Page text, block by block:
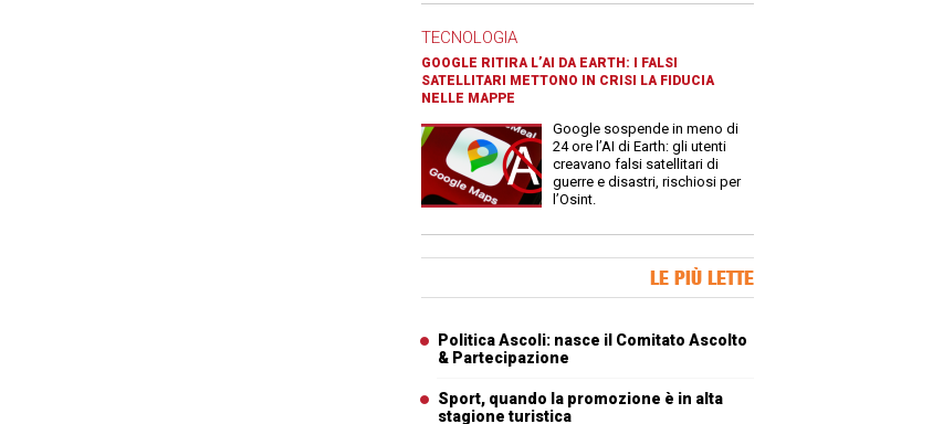
TECNOLOGIA
GOOGLE RITIRA L’AI DA EARTH: I FALSI
SATELLITARI METTONO IN CRISI LA FIDUCIA
NELLE MAPPE
Google sospende in meno di
24 ore l’AI di Earth: gli utenti
creavano falsi satellitari di
guerre e disastri, rischiosi per
l’Osint.
LE PIÙ LETTE
Politica Ascoli: nasce il Comitato Ascolto
& Partecipazione
Sport, quando la promozione è in alta
stagione turistica